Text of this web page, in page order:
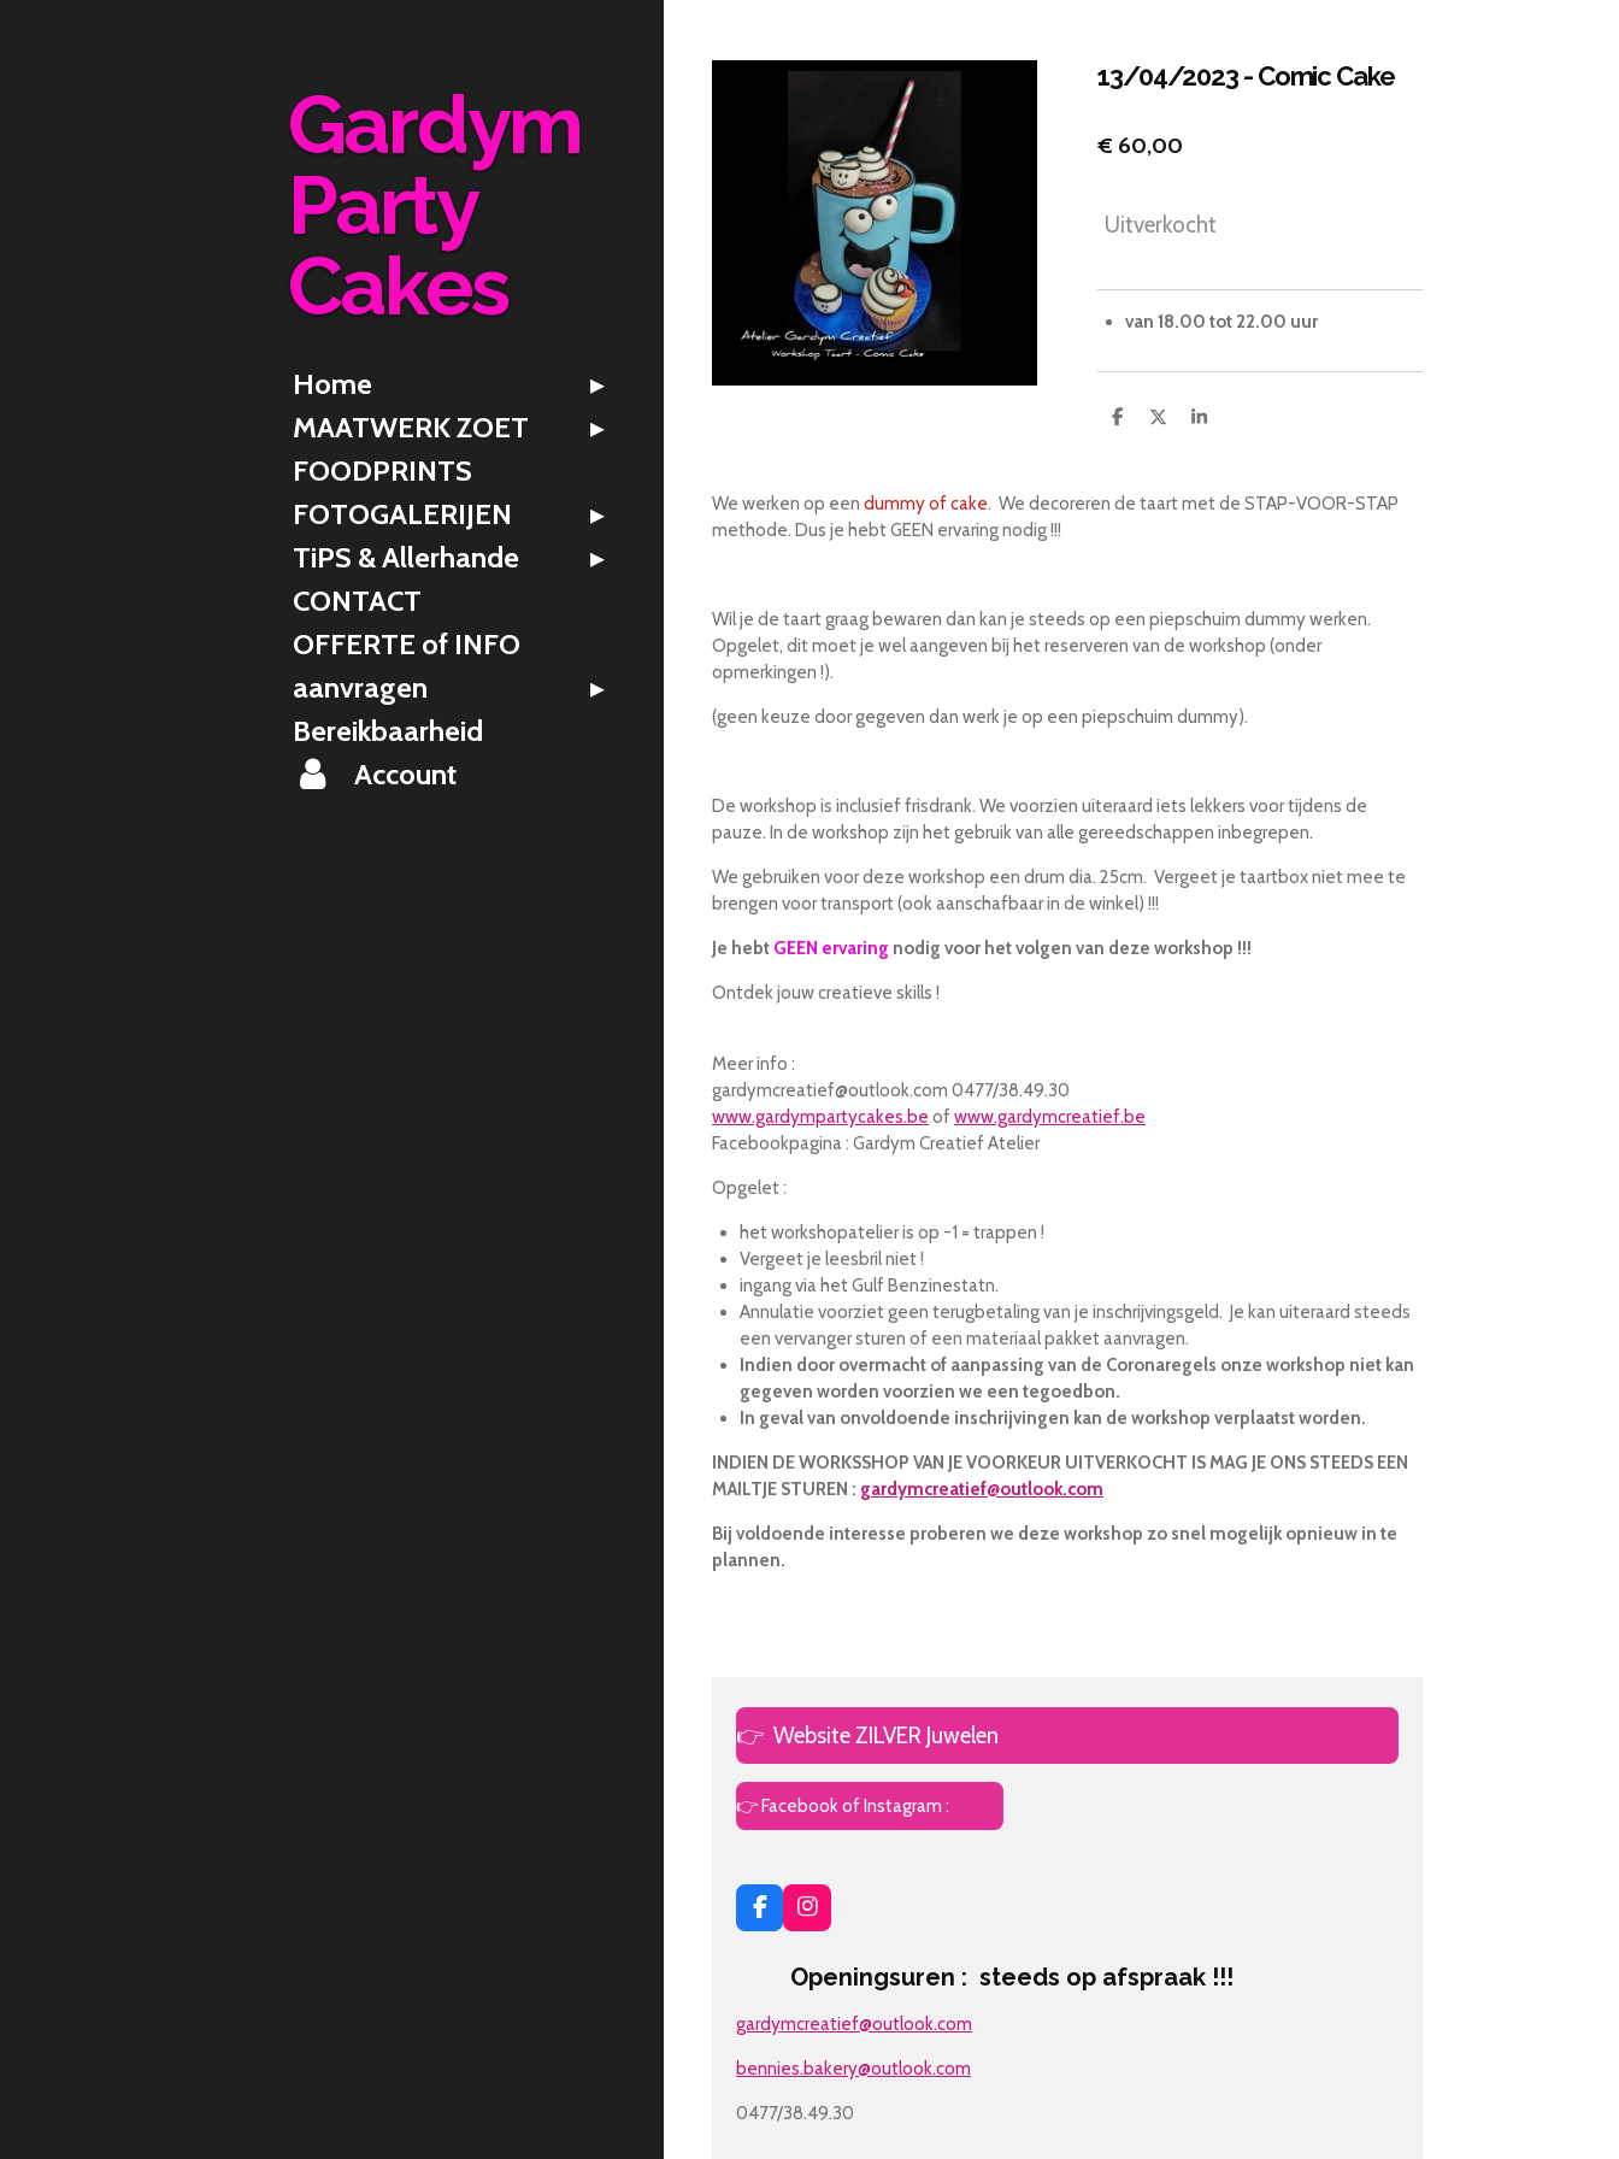
13/04/2023 - Comic Cake
€ 60,00
Uitverkocht
van 18.00 tot 22.00 uur
D
n
D
S
We werken op eendummy of cake. We decoreren de taart met de STAP-VOOR-STAP
methode. Dus je hebt GEEN ervaring nodig !!!
Wil je de taart graag bewaren dan kan je steeds op een piepschuim dummy werken.
Opgelet, dit moet je wel aangeven bij het reserveren van de workshop (onder
opmerkingen !).
(geen keuze door gegeven dan werk je op een piepschuim dummy).
De workshop is inclusief frisdrank. We voorzien uiteraard iets lekkers voor tijdens de
pauze. In de workshop zijn het gebruik van alle gereedschappen inbegrepen.
We gebruiken voor deze workshop een drum dia. 25cm. Vergeet je taartbox niet mee te
brengen voor transport (ook aanschafbaar in de winkel) !!!
Je hebt GEEN ervaring nodig voor het volgen van deze workshop !!!
Ontdek jouw creatieve skills !
Meer info :
gardymcreatief@outlook.com 0477/38.49.30
www.gardympartycakes.be ofwww.gardymcreatief.be
Facebookpagina : Gardym Creatief Atelier
Opgelet :
het workshopatelier is op -1 = trappen !
Vergeet je leesbril niet !
ingang via het Gulf Benzinestatn.
Annulatie voorziet geen terugbetaling van je inschrijvingsgeld. Je kan uiteraard steeds
een vervanger sturen of een materiaal pakket aanvragen.
Indien door overmacht of aanpassing van de Coronaregels onze workshop niet kan
gegeven worden voorzien we een tegoedbon.
In geval van onvoldoende inschrijvingen kan de workshop verplaatst worden.
INDIEN DE WORKSSHOP VAN JE VOORKEUR UITVERKOCHT IS MAG JE ONS STEEDS EEN
MAILTJE STUREN : gardymcreatief@outlook.com
Bij voldoende interesse proberen we deze workshop zo snel mogelijk opnieuw in te
plannen.
👉Website ZILVER Juwelen
👉 Facebook of Instagram :
F
a
o
k
I
n
t
g
a
Openingsuren : steeds op afspraak !!!
gardymcreatief@outlook.com
bennies.bakery@outlook.com
0477/38.49.30
Gardym
Party
Cakes
Home
MAATWERK ZOET
FOODPRINTS
FOTOGALERIJEN
TiPS & Allerhande
CONTACT
OFFERTE of INFO
aanvragen
Bereikbaarheid
Account